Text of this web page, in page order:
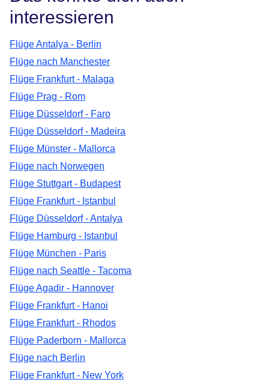
interessieren
Flüge Antalya - Berlin
Flüge nach Manchester
Flüge Frankfurt - Malaga
Flüge Prag - Rom
Flüge Düsseldorf - Faro
Flüge Düsseldorf - Madeira
Flüge Münster - Mallorca
Flüge nach Norwegen
Flüge Stuttgart - Budapest
Flüge Frankfurt - Istanbul
Flüge Düsseldorf - Antalya
Flüge Hamburg - Istanbul
Flüge München - Paris
Flüge nach Seattle - Tacoma
Flüge Agadir - Hannover
Flüge Frankfurt - Hanoi
Flüge Frankfurt - Rhodos
Flüge Paderborn - Mallorca
Flüge nach Berlin
Flüge Frankfurt - New York